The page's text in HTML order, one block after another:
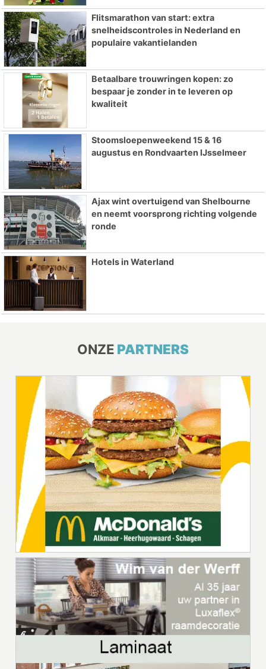
Flitsmarathon van start: extra
snelheidscontroles in Nederland en
populaire vakantielanden
Betaalbare trouwringen kopen: zo
bespaar je zonder in te leveren op
kwaliteit
Stoomsloepenweekend 15 & 16
augustus en Rondvaarten IJsselmeer
Ajax wint overtuigend van Shelbourne
en neemt voorsprong richting volgende
ronde
Hotels in Waterland
ONZE PARTNERS